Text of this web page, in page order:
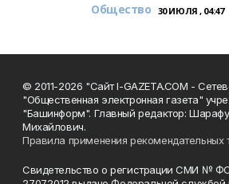
Общество 30 ИЮЛЯ , 04:47
© 2011-2026 "Сайт I-GAZETA.COM -
"Общественная электронная газета"
"Башинформ". Главный редактор:
Михайлович.
Правила применения рекомендательных
Свидетельство о регистрации СМИ №